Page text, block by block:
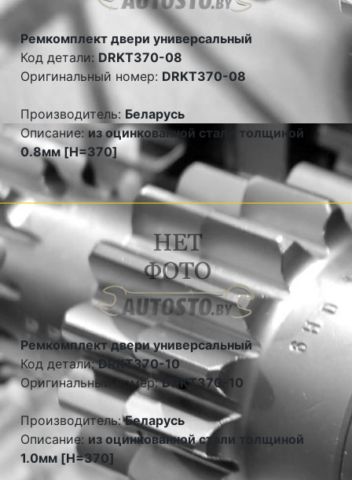
Ремкомплект двери универсальный
Код детали:DRKT370-08
Оригинальный номер: DRKT370-08
Производитель: Беларусь
Описание:из оцинкованной стали толщиной
0.8мм [H=370]
Ремкомплект двери универсальный
Код детали:DRKT370-10
Оригинальный номер:DRKT370-10
Производитель:Беларусь
Описание:из оцинкованной стали толщиной
1.0мм [H=370]